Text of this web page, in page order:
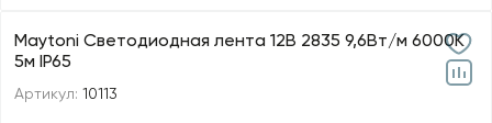
Maytoni Светодиодная лента 12В 2835 9,6Вт/м 6000K
5м IP65
Артикул: 10113